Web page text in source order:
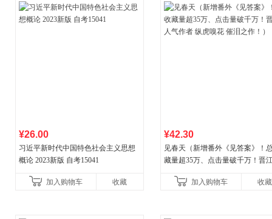
¥26.00
习近平新时代中国特色社会主义思想
概论 2023新版 自考15041
加入购物车 收藏
¥42.30
见春天（新增番外《见答案》！
藏量超35万、点击量破千万！晋
加入购物车
收藏